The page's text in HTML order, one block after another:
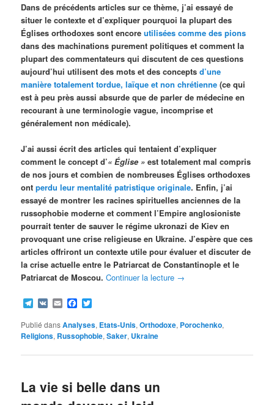
Dans de précédents articles sur ce thème, j’ai essayé de
situer le contexte et d’expliquer pourquoi la plupart des
Églises orthodoxes sont encoreutilisées comme des pions
dans des machinations purement politiques et comment la
plupart des commentateurs qui discutent de ces questions
aujourd’hui utilisent des mots et des conceptsd’une
manière totalement tordue, laïque et non chrétienne (ce qui
est à peu près aussi absurde que de parler de médecine en
recourant à une terminologie vague, incomprise et
généralement non médicale).
J’ai aussi écrit des articles qui tentaient d’expliquer
comment le concept d’« Église » est totalement mal compris
de nos jours et combien de nombreuses Églises orthodoxes
ontperdu leur mentalité patristique originale. Enfin, j’ai
essayé de montrer les racines spirituelles anciennes de la
russophobie moderne et comment l’Empire anglosioniste
pourrait tenter de sauver le régime ukronazi de Kiev en
provoquant une crise religieuse en Ukraine. J’espère que ces
articles offriront un contexte utile pour évaluer et discuter de
la crise actuelle entre le Patriarcat de Constantinople et le
Patriarcat de Moscou. Continuer la lecture →
Telegram
VK EmailFacebook
Publié dansAnalyses, Etats-Unis,Orthodoxe, Porochenko,
Religions, Russophobie,Saker, Ukraine
La vie si belle dans un